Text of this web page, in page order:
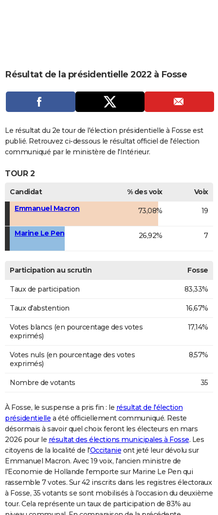
CARTE DE VOEUX
DICTIONNAIRE
Dictionnaire
Biographies
Expressions
Proverbes
PROGRAMME TV
COPAINS D'AVANT
Se connecter
Collèges
Universités
Entreprises
Service militaire
Avis de recherche
AVIS DE DÉCÈS
FORUM
Bricolage
Culture
Television
Voyage
Résultat de la présidentielle 2022 à Fosse
Le résultat du 2e tour de l'élection présidentielle à Fosse est
publié. Retrouvez ci-dessous le résultat officiel de l'élection
communiqué par le ministère de l'Intérieur.
TOUR 2
Candidat % des voix
Voix
Emmanuel Macron
73,08% 19
Marine Le Pen 26,92% 7
Participation au scrutin Fosse
Taux de participation 83,33%
Taux d'abstention 16,67%
Votes blancs (en pourcentage des votes
exprimés)
17,14%
Votes nuls (en pourcentage des votes
exprimés)
8,57%
Nombre de votants 35
À Fosse, le suspense a pris fin : le résultat de l'élection
présidentielle a été officiellement communiqué. Reste
désormais à savoir quel choix feront les électeurs en mars
2026 pour le résultat des élections municipales à Fosse. Les
citoyens de la localité de l'Occitanie ont jeté leur dévolu sur
Emmanuel Macron. Avec 19 voix, l'ancien ministre de
l'Economie de Hollande l'emporte sur Marine Le Pen qui
rassemble 7 votes. Sur 42 inscrits dans les registres électoraux
à Fosse, 35 votants se sont mobilisés à l'occasion du deuxième
tour. Cela représente un taux de participation de 83% au